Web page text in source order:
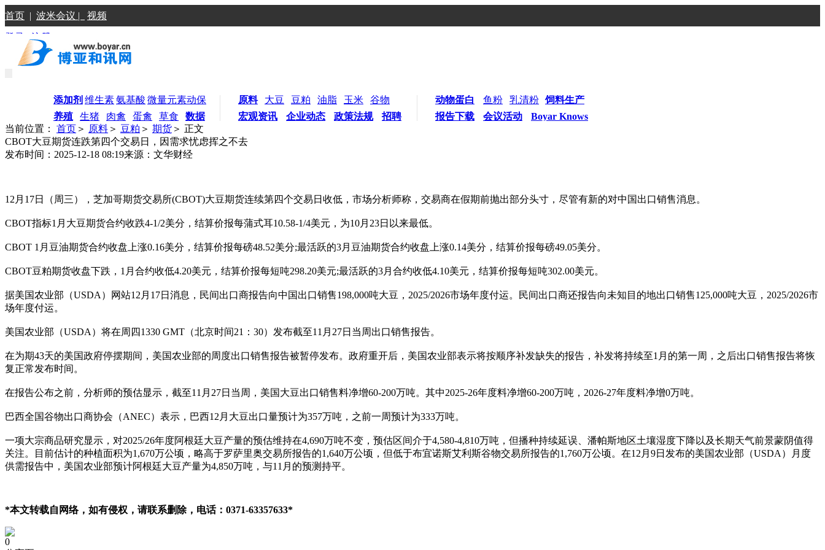
首页 | 波米会议 | 视频
登录 |注册
添加剂 维生素氨基酸 微量元素动保
养殖
生猪 肉禽 蛋禽 草食 数据
原料 大豆 豆粕 油脂 玉米
谷物
宏观资讯
企业动态 政策法规 招聘
动物蛋白 鱼粉 乳清粉 饲料生产
报告下载
会议活动
Boyar Knows
当前位置： 首页 ＞ 原料 ＞ 豆粕 ＞ 期货 ＞ 正文
CBOT大豆期货连跌第四个交易日，因需求忧虑挥之不去
发布时间：2025-12-18 08:19来源：文华财经
12月17日（周三），芝加哥期货交易所(CBOT)大豆期货连续第四个交易日收低，市场分析师称，交易商在假期前抛出部分头寸，尽管有新的对中国出口销售消息。
CBOT指标1月大豆期货合约收跌4-1/2美分，结算价报每蒲式耳10.58-1/4美元，为10月23日以来最低。
CBOT 1月豆油期货合约收盘上涨0.16美分，结算价报每磅48.52美分;最活跃的3月豆油期货合约收盘上涨0.14美分，结算价报每磅49.05美分。
CBOT豆粕期货收盘下跌，1月合约收低4.20美元，结算价报每短吨298.20美元;最活跃的3月合约收低4.10美元，结算价报每短吨302.00美元。
据美国农业部（USDA）网站12月17日消息，民间出口商报告向中国出口销售198,000吨大豆，2025/2026市场年度付运。民间出口商还报告向未知目的地出口销售125,000吨大豆，2025/2026市
场年度付运。
美国农业部（USDA）将在周四1330 GMT（北京时间21：30）发布截至11月27日当周出口销售报告。
在为期43天的美国政府停摆期间，美国农业部的周度出口销售报告被暂停发布。政府重开后，美国农业部表示将按顺序补发缺失的报告，补发将持续至1月的第一周，之后出口销售报告将恢
复正常发布时间。
在报告公布之前，分析师的预估显示，截至11月27日当周，美国大豆出口销售料净增60-200万吨。其中2025-26年度料净增60-200万吨，2026-27年度料净增0万吨。
巴西全国谷物出口商协会（ANEC）表示，巴西12月大豆出口量预计为357万吨，之前一周预计为333万吨。
一项大宗商品研究显示，对2025/26年度阿根廷大豆产量的预估维持在4,690万吨不变，预估区间介于4,580-4,810万吨，但播种持续延误、潘帕斯地区土壤湿度下降以及长期天气前景蒙阴值得
关注。目前估计的种植面积为1,670万公顷，略高于罗萨里奥交易所报告的1,640万公顷，但低于布宜诺斯艾利斯谷物交易所报告的1,760万公顷。在12月9日发布的美国农业部（USDA）月度
供需报告中，美国农业部预计阿根廷大豆产量为4,850万吨，与11月的预测持平。
*本文转载自网络，如有侵权，请联系删除，电话：0371-63357633*
0